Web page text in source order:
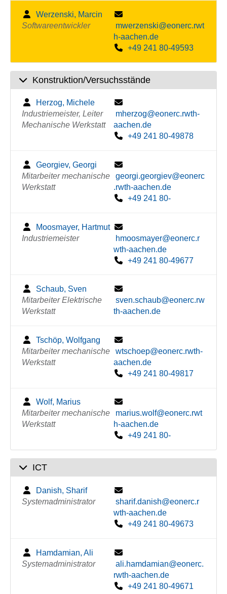
Werzenski, Marcin
Softwareentwickler
mwerzenski@eonerc.rwt
h-aachen.de
+49 241 80-49593
Konstruktion/Versuchsstände
Herzog, Michele
Industriemeister, Leiter
Mechanische Werkstatt
mherzog@eonerc.rwth-
aachen.de
+49 241 80-49878
Georgiev, Georgi
Mitarbeiter mechanische
Werkstatt
georgi.georgiev@eonerc
.rwth-aachen.de
+49 241 80-
Moosmayer, Hartmut
Industriemeister
hmoosmayer@eonerc.r
wth-aachen.de
+49 241 80-49677
Schaub, Sven
Mitarbeiter Elektrische
Werkstatt
sven.schaub@eonerc.rw
th-aachen.de
Tschöp, Wolfgang
Mitarbeiter mechanische
Werkstatt
wtschoep@eonerc.rwth-
aachen.de
+49 241 80-49817
Wolf, Marius
Mitarbeiter mechanische
Werkstatt
marius.wolf@eonerc.rwt
h-aachen.de
+49 241 80-
ICT
Danish, Sharif
Systemadministrator
sharif.danish@eonerc.r
wth-aachen.de
+49 241 80-49673
Hamdamian, Ali
Systemadministrator
ali.hamdamian@eonerc.
rwth-aachen.de
+49 241 80-49671